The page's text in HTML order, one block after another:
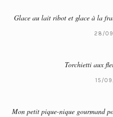
Glace au lait ribot et glace à la
28/
Torchietti aux
15/
Mon petit pique-nique gourmand